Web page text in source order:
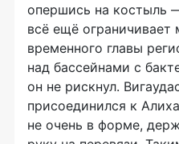
опершись на костыль
всё ещё ограничивает
временного главы
над бассейнами с
он не рискнул.
присоединился к
не очень в форме,